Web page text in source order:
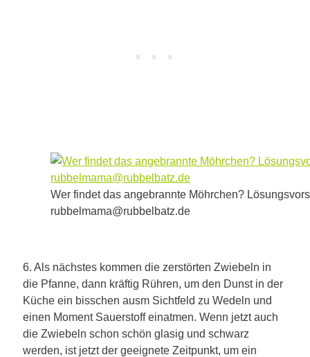
Wer findet das angebrannte Möhrchen?
rubbelmama@rubbelbatz.de
6. Als nächstes kommen die zerstörten Zwiebeln in
die Pfanne, dann kräftig Rühren, um den Dunst in der
Küche ein bisschen ausm Sichtfeld zu Wedeln und
einen Moment Sauerstoff einatmen. Wenn jetzt auch
die Zwiebeln schon schön glasig und schwarz
werden, ist jetzt der geeignete Zeitpunkt, um ein